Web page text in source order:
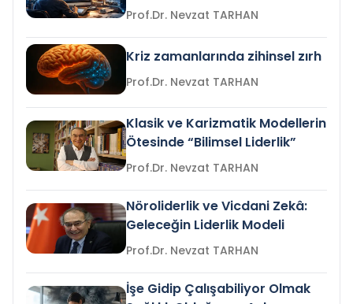
Prof.Dr. Nevzat TARHAN
Kriz zamanlarında zihinsel zırh
Prof.Dr. Nevzat TARHAN
Klasik ve Karizmatik Modellerin
Ötesinde “Bilimsel Liderlik”
Prof.Dr. Nevzat TARHAN
Nöroliderlik ve Vicdani Zekâ:
Geleceğin Liderlik Modeli
Prof.Dr. Nevzat TARHAN
İşe Gidip Çalışabiliyor Olmak